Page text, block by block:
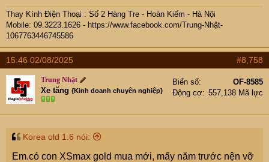
Thay Kính Điện Thoại : Số 2 Hàng Tre - Hoàn Kiếm - Hà Nội
Mobile: 09.3223.1626 - https://www.facebook.com/Trung-Nhật-
1067763446745586
15:46 02/08/2025 #8,758
Trung Nhật
Xe tăng {Kinh doanh chuyên nghiệp}
Biển số
OF-8585
Động cơ
557,138 Mã lực
Korea old 1.6 nói:
Em.có con XSmax gold mua mới, mấy năm trước nện vỡ